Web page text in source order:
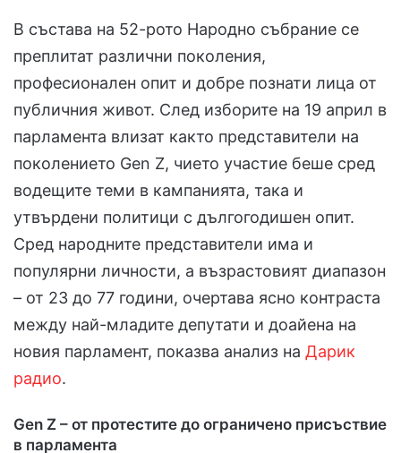
В състава на 52-рото Народно събрание се
преплитат различни поколения,
професионален опит и добре познати лица от
публичния живот. След изборите на 19 април в
парламента влизат както представители на
поколението Gen Z, чието участие беше сред
водещите теми в кампанията, така и
утвърдени политици с дългогодишен опит.
Сред народните представители има и
популярни личности, а възрастовият диапазон
– от 23 до 77 години, очертава ясно контраста
между най-младите депутати и доайена на
новия парламент, показва анализ на Дарик
радио.
Gen Z – от протестите до ограничено присъствие
в парламента